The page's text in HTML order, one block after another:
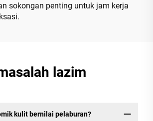
sokongan penting untuk jam kerja
lazim
kulit bernilai pelaburan?